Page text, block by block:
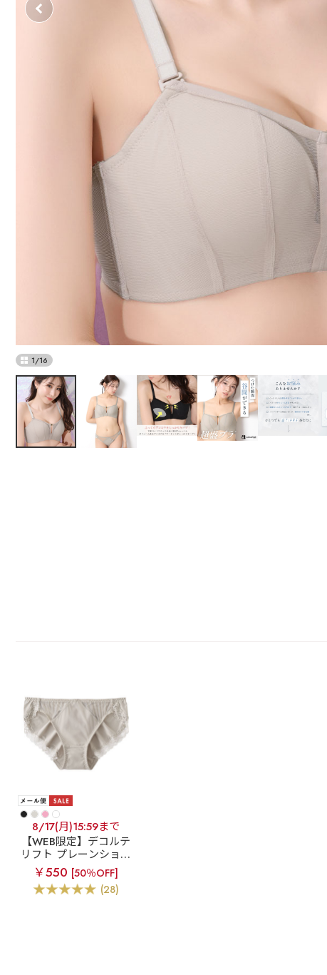
1/16
8/17(月)15:59まで
【WEB限定】デコルテ
リフト プレーンショー
ツ
￥550 [50％OFF]
(28)